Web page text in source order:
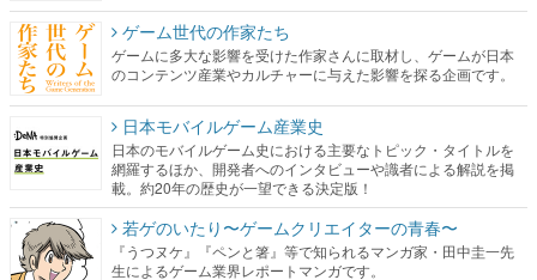
ゲーム世代の作家たち
ゲームに多大な影響を受けた作家さんに取材し、ゲームが日本
のコンテンツ産業やカルチャーに与えた影響を探る企画です。
日本モバイルゲーム産業史
日本のモバイルゲーム史における主要なトピック・タイトルを
網羅するほか、開発者へのインタビューや識者による解説を掲
載。約20年の歴史が一望できる決定版！
若ゲのいたり〜ゲームクリエイターの青春〜
『うつヌケ』『ペンと箸』等で知られるマンガ家・田中圭一先
生によるゲーム業界レポートマンガです。